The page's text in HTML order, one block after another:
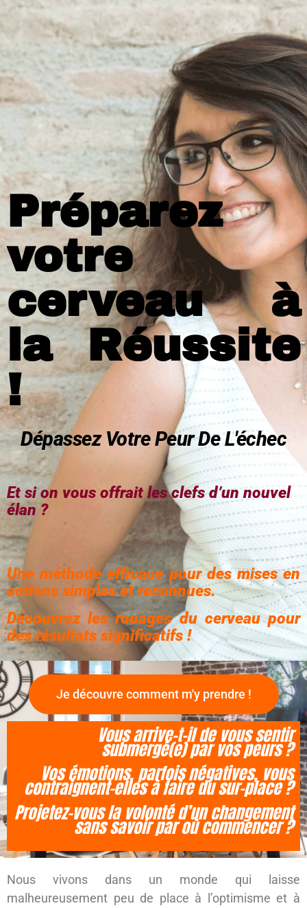
Préparez
votre
cerveau à
la Réussite
!
Dépassez Votre Peur De L'échec
Et si on vous offrait les clefs d’un nouvel
élan ?
Une méthode efficace pour des mises en
actions simples et reconnues.
Découvrez les rouages du cerveau pour
des résultats significatifs !
Je découvre comment m'y prendre !
Vous arrive-t-il de vous sentir
submergé(e) par vos peurs ?
Vos émotions, parfois négatives, vous
contraignent-elles à faire du sur-place ?
Projetez-vous la volonté d’un changement
sans savoir par où commencer ?
Nous vivons dans un monde qui laisse
malheureusement peu de place à l’optimisme et à